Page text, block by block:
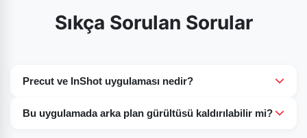
Sıkça Sorulan Sorular
Precut ve InShot uygulaması nedir?
bir videoyu kırpmanıza, bölmenize ve kesmenize olanak
Bu uygulamada arka plan gürültüsü kaldırılabilir mi?